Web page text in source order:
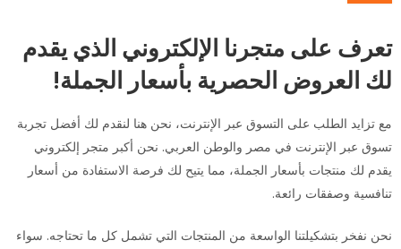
تعرف على متجرنا الإلكتروني الذي يقدم
لك العروض الحصرية بأسعار الجملة!
مع تزايد الطلب على التسوق عبر الإنترنت، نحن هنا لنقدم لك أفضل تجربة
تسوق عبر الإنترنت في مصر والوطن العربي. نحن أكبر متجر إلكتروني
يقدم لك منتجات بأسعار الجملة، مما يتيح لك فرصة الاستفادة من أسعار
تنافسية وصفقات رائعة.
نحن نفخر بتشكيلتنا الواسعة من المنتجات التي تشمل كل ما تحتاجه. سواء